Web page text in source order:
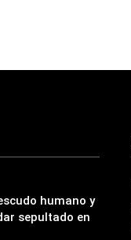
humano y
sepultado en